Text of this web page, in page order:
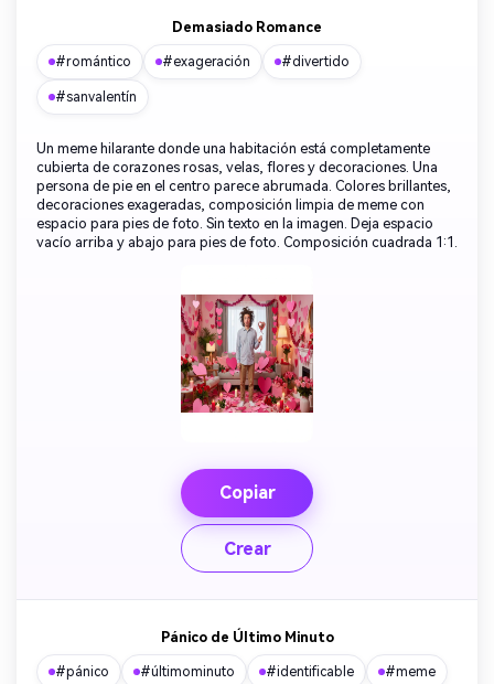
Demasiado Romance
#romántico #exageración #divertido
#sanvalentín
Un meme hilarante donde una habitación está completamente
cubierta de corazones rosas, velas, flores y decoraciones. Una
persona de pie en el centro parece abrumada. Colores brillantes,
decoraciones exageradas, composición limpia de meme con
espacio para pies de foto. Sin texto en la imagen. Deja espacio
vacío arriba y abajo para pies de foto. Composición cuadrada 1:1.
Copiar
Crear
Pánico de Último Minuto
#pánico #últimominuto #identificable #meme